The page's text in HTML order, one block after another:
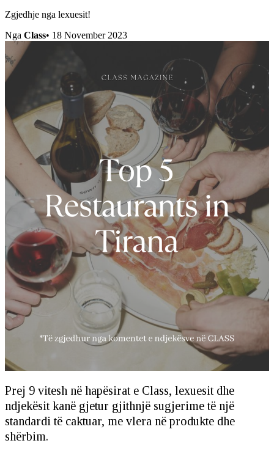
Zgjedhje nga lexuesit!
Nga Class• 18 November 2023
Prej 9 vitesh në hapësirat e Class, lexuesit dhe
ndjekësit kanë gjetur gjithnjë sugjerime të një
standardi të caktuar, me vlera në produkte dhe
shërbim.